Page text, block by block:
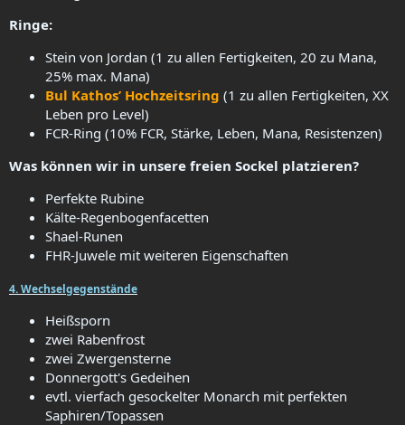
Ringe:
Stein von Jordan (1 zu allen Fertigkeiten, 20 zu Mana,
25% max. Mana)
Bul Kathos’ Hochzeitsring (1 zu allen Fertigkeiten, XX
Leben pro Level)
FCR-Ring (10% FCR, Stärke, Leben, Mana, Resistenzen)
Was können wir in unsere freien Sockel platzieren?
Perfekte Rubine
Kälte-Regenbogenfacetten
Shael-Runen
FHR-Juwele mit weiteren Eigenschaften
4. Wechselgegenstände
Heißsporn
zwei Rabenfrost
zwei Zwergensterne
Donnergott's Gedeihen
evtl. vierfach gesockelter Monarch mit perfekten
Saphiren/Topassen